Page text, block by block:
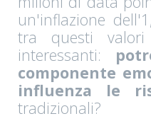
un'inflazione
tra questi valori
interessanti:
componente
influenza le
tradizionali?